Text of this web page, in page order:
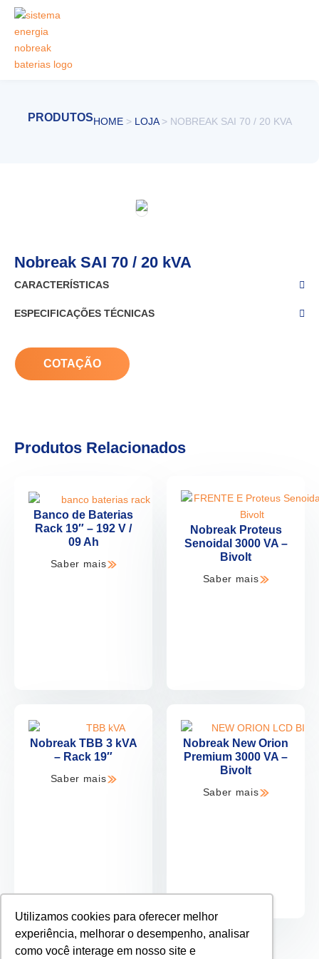
Utilizamos cookies para oferecer melhor
experiência, melhorar o desempenho, analisar
como você interage em nosso site e
PRODUTOSHOME> LOJA> NOBREAK SAI 70 / 20 KVA
Nobreak SAI 70 / 20 kVA
CARACTERÍSTICAS
ESPECIFICAÇÕES TÉCNICAS
COTAÇÃO
Produtos Relacionados
Banco de Baterias
Rack 19″ – 192 V /
09 Ah
Saber mais
Nobreak Proteus
Senoidal 3000 VA –
Bivolt
Saber mais
Nobreak TBB 3 kVA
– Rack 19″
Saber mais
Nobreak New Orion
Premium 3000 VA –
Bivolt
Saber mais